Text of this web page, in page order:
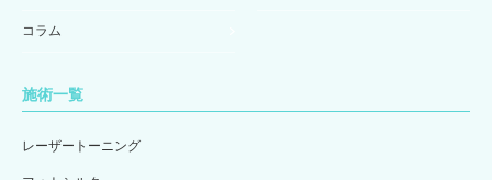
コラム
施術一覧
レーザートーニング